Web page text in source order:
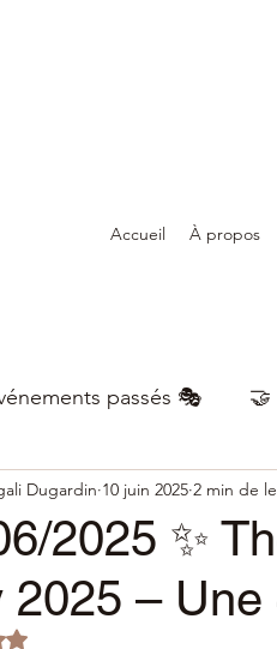
Accueil À propos
passés 🎭
2025 ✨
2025 –
Dugardin 10 juin 2025 2 min de
NaN étoiles sur 5.